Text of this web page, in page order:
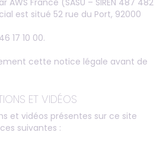
AWS France (SASU – SIREN 487 482
est situé 52 rue du Port, 92000
17 10 00.
cette notice légale avant de
ET VIDÉOS
et vidéos présentes sur ce site
suivantes :